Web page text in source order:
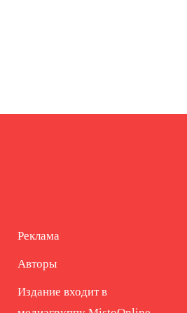
Реклама
Авторы
Издание входит в